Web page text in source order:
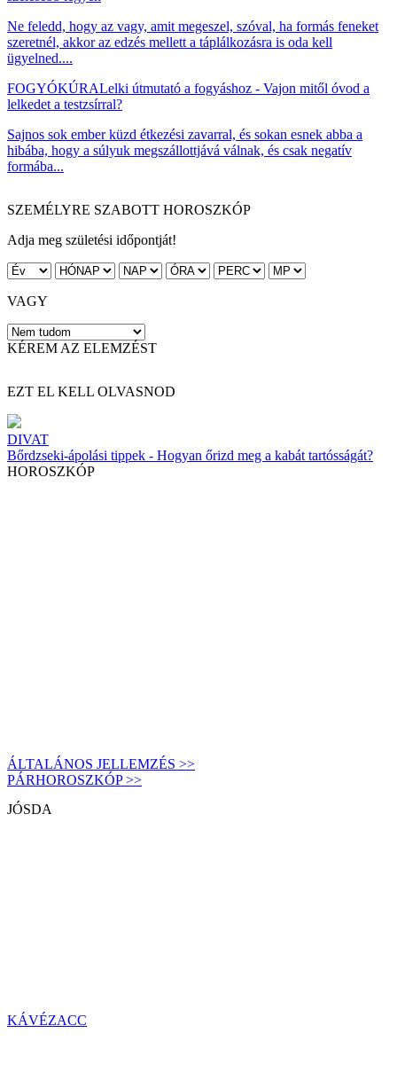
Ne feledd, hogy az vagy, amit megeszel, szóval, ha formás feneket
szeretnél, akkor az edzés mellett a táplálkozásra is oda kell
ügyelned....
FOGYÓKÚRALelki útmutató a fogyáshoz - Vajon mitől óvod a
lelkedet a testzsírral?
Sajnos sok ember küzd étkezési zavarral, és sokan esnek abba a
hibába, hogy a súlyuk megszállottjává válnak, és csak negatív
formába...
SZEMÉLYRE SZABOTT HOROSZKÓP
Adja meg születési időpontját!
VAGY
KÉREM AZ ELEMZÉST
EZT EL KELL OLVASNOD
DIVAT
Bőrdzseki-ápolási tippek - Hogyan őrizd meg a kabát tartósságát?
HOROSZKÓP
ÁLTALÁNOS JELLEMZÉS >>
PÁRHOROSZKÓP >>
JÓSDA
KÁVÉZACC